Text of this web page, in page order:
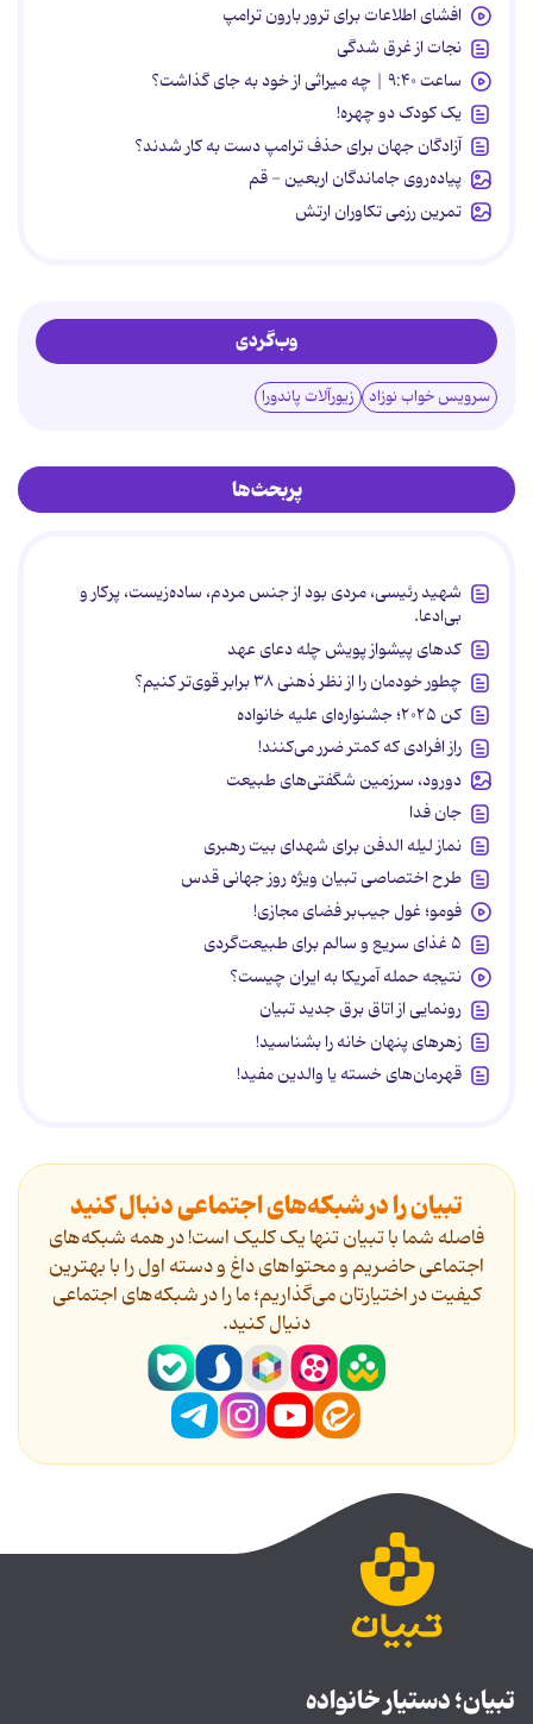
افشای اطلاعات برای ترور بارون ترامپ
نجات از غرق شدگی
ساعت ۹:۴۰ | چه میراثی از خود به جای گذاشت؟
یک کودک دو چهره!
آزادگان جهان برای حذف ترامپ دست به کار شدند؟
پیاده‌روی جاماندگان اربعین - قم
تمرین رزمی تکاوران ارتش
وب‌گردی
سرویس خواب نوزاد زیورآلات پاندورا
پربحث‌ها
شهید رئیسی، مردی بود از جنس مردم، ساده‌زیست، پرکار و
بی‌ادعا.
کدهای پیشواز پویش چله دعای عهد
چطور خودمان را از نظر ذهنی ۳۸ برابر قوی‌تر کنیم؟
کن ۲۰۲۵؛ جشنواره‌ای علیه خانواده
راز افرادی که کمتر ضرر می‌کنند!
دورود، سرزمین شگفتی‌های طبیعت
جان فدا
نماز لیله الدفن برای شهدای بیت رهبری
طرح اختصاصی تبیان ویژه روز جهانی قدس
فومو؛ غول جیب‌بر فضای مجازی!
۵ غذای سریع و سالم برای طبیعت‌گردی
نتیجه حمله آمریکا به ایران چیست؟
رونمایی از اتاق برق جدید تبیان
زهرهای پنهان خانه را بشناسید!
قهرمان‌های خسته یا والدین مفید!
تبیان را در شبکه‌های اجتماعی دنبال کنید
فاصله شما با تبیان تنها یک کلیک است! در همه شبکه‌های
اجتماعی حاضریم و محتواهای داغ و دسته اول را با بهترین
کیفیت در اختیارتان می‌گذاریم؛ ما را در شبکه‌های اجتماعی
دنیال کنید.
تبیان؛ دستیار خانواده